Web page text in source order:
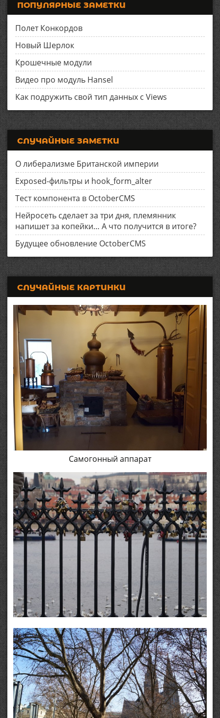
ПОПУЛЯРНЫЕ ЗАМЕТКИ
Полет Конкордов
Новый Шерлок
Крошечные модули
Видео про модуль Hansel
Как подружить свой тип данных с Views
СЛУЧАЙНЫЕ ЗАМЕТКИ
О либерализме Британской империи
Exposed-фильтры и hook_form_alter
Тест компонента в OctoberCMS
Нейросеть сделает за три дня, племянник
напишет за копейки… А что получится в итоге?
Будущее обновление OctoberCMS
СЛУЧАЙНЫЕ КАРТИНКИ
Самогонный аппарат